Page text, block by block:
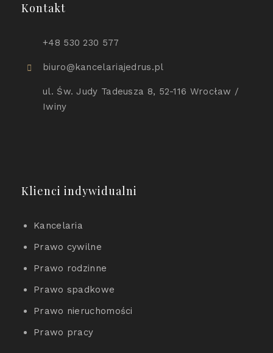
Kontakt
+48 530 230 577
biuro@kancelariajedrus.pl
ul. Św. Judy Tadeusza 8, 52-116 Wrocław /
Iwiny
Klienci indywidualni
Kancelaria
Prawo cywilne
Prawo rodzinne
Prawo spadkowe
Prawo nieruchomości
Prawo pracy